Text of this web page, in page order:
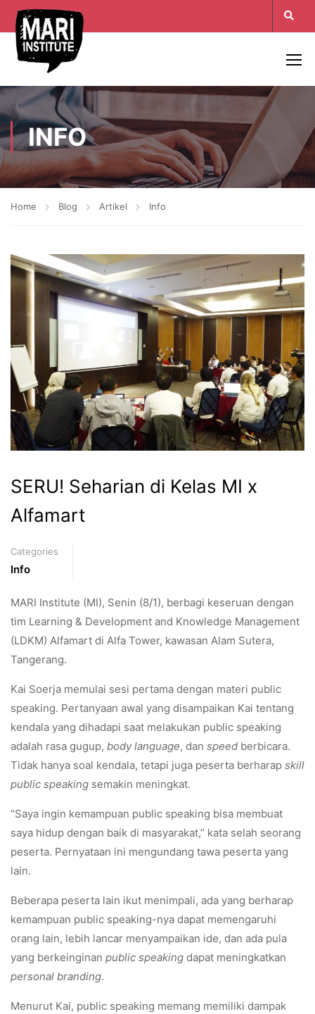
INFO
Home Blog Artikel Info
SERU! Seharian di Kelas MI x
Alfamart
Categories
Info
MARI Institute (MI), Senin (8/1), berbagi keseruan dengan
tim Learning & Development and Knowledge Management
(LDKM) Alfamart di Alfa Tower, kawasan Alam Sutera,
Tangerang.
Kai Soerja memulai sesi pertama dengan materi public
speaking. Pertanyaan awal yang disampaikan Kai tentang
kendala yang dihadapi saat melakukan public speaking
adalah rasa gugup, body language, dan speed berbicara.
Tidak hanya soal kendala, tetapi juga peserta berharap skill
public speaking semakin meningkat.
“Saya ingin kemampuan public speaking bisa membuat
saya hidup dengan baik di masyarakat,” kata selah seorang
peserta. Pernyataan ini mengundang tawa peserta yang
lain.
Beberapa peserta lain ikut menimpali, ada yang berharap
kemampuan public speaking-nya dapat memengaruhi
orang lain, lebih lancar menyampaikan ide, dan ada pula
yang berkeinginan public speaking dapat meningkatkan
personal branding.
Menurut Kai, public speaking memang memiliki dampak